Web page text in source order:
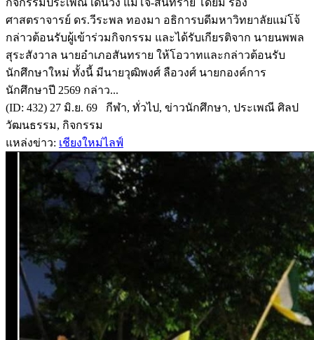
กิจกรรมประเพณี เดินวิ่ง แม่โจ้-สันทราย โดยมี รอง
ศาสตราจารย์ ดร.วีระพล ทองมา อธิการบดีมหาวิทยาลัยแม่โจ้
กล่าวต้อนรับผู้เข้าร่วมกิจกรรม และได้รับเกียรติจาก นายนพพล
สุระสังวาล นายอำเภอสันทราย ให้โอวาทและกล่าวต้อนรับ
นักศึกษาใหม่ ทั้งนี้ มีนายวุฒิพงศ์ ลือวงศ์ นายกองค์การ
นักศึกษาปี 2569 กล่าว...
(ID: 432) 27 มิ.ย. 69 กีฬา, ทั่วไป, ข่าวนักศึกษา, ประเพณี ศิลป
วัฒนธรรม, กิจกรรม
แหล่งข่าว: เชียงใหม่ไลฟ์